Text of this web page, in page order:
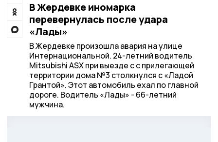
В Жердевке иномарка
перевернулась после удара
«Лады»
В Жердевке произошла авария на улице
Интернациональной. 24-летний водитель
Mitsubishi ASX при выезде с с прилегающей
территории дома №3 столкнулся с «Ладой
Грантой». Этот автомобиль ехал по главной
дороге. Водитель «Лады» - 66-летний
мужчина.